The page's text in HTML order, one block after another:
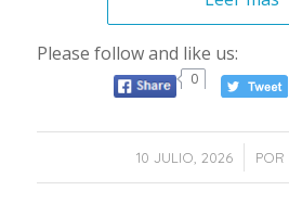
Please follow and like us:
0
10 JULIO, 2026
/ POR